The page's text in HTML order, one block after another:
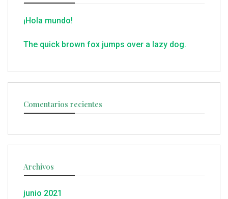
¡Hola mundo!
The quick brown fox jumps over a lazy dog.
Comentarios recientes
Archivos
junio 2021